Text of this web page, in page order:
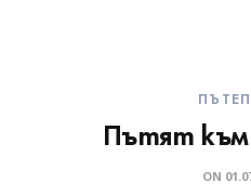
Пътят
ON